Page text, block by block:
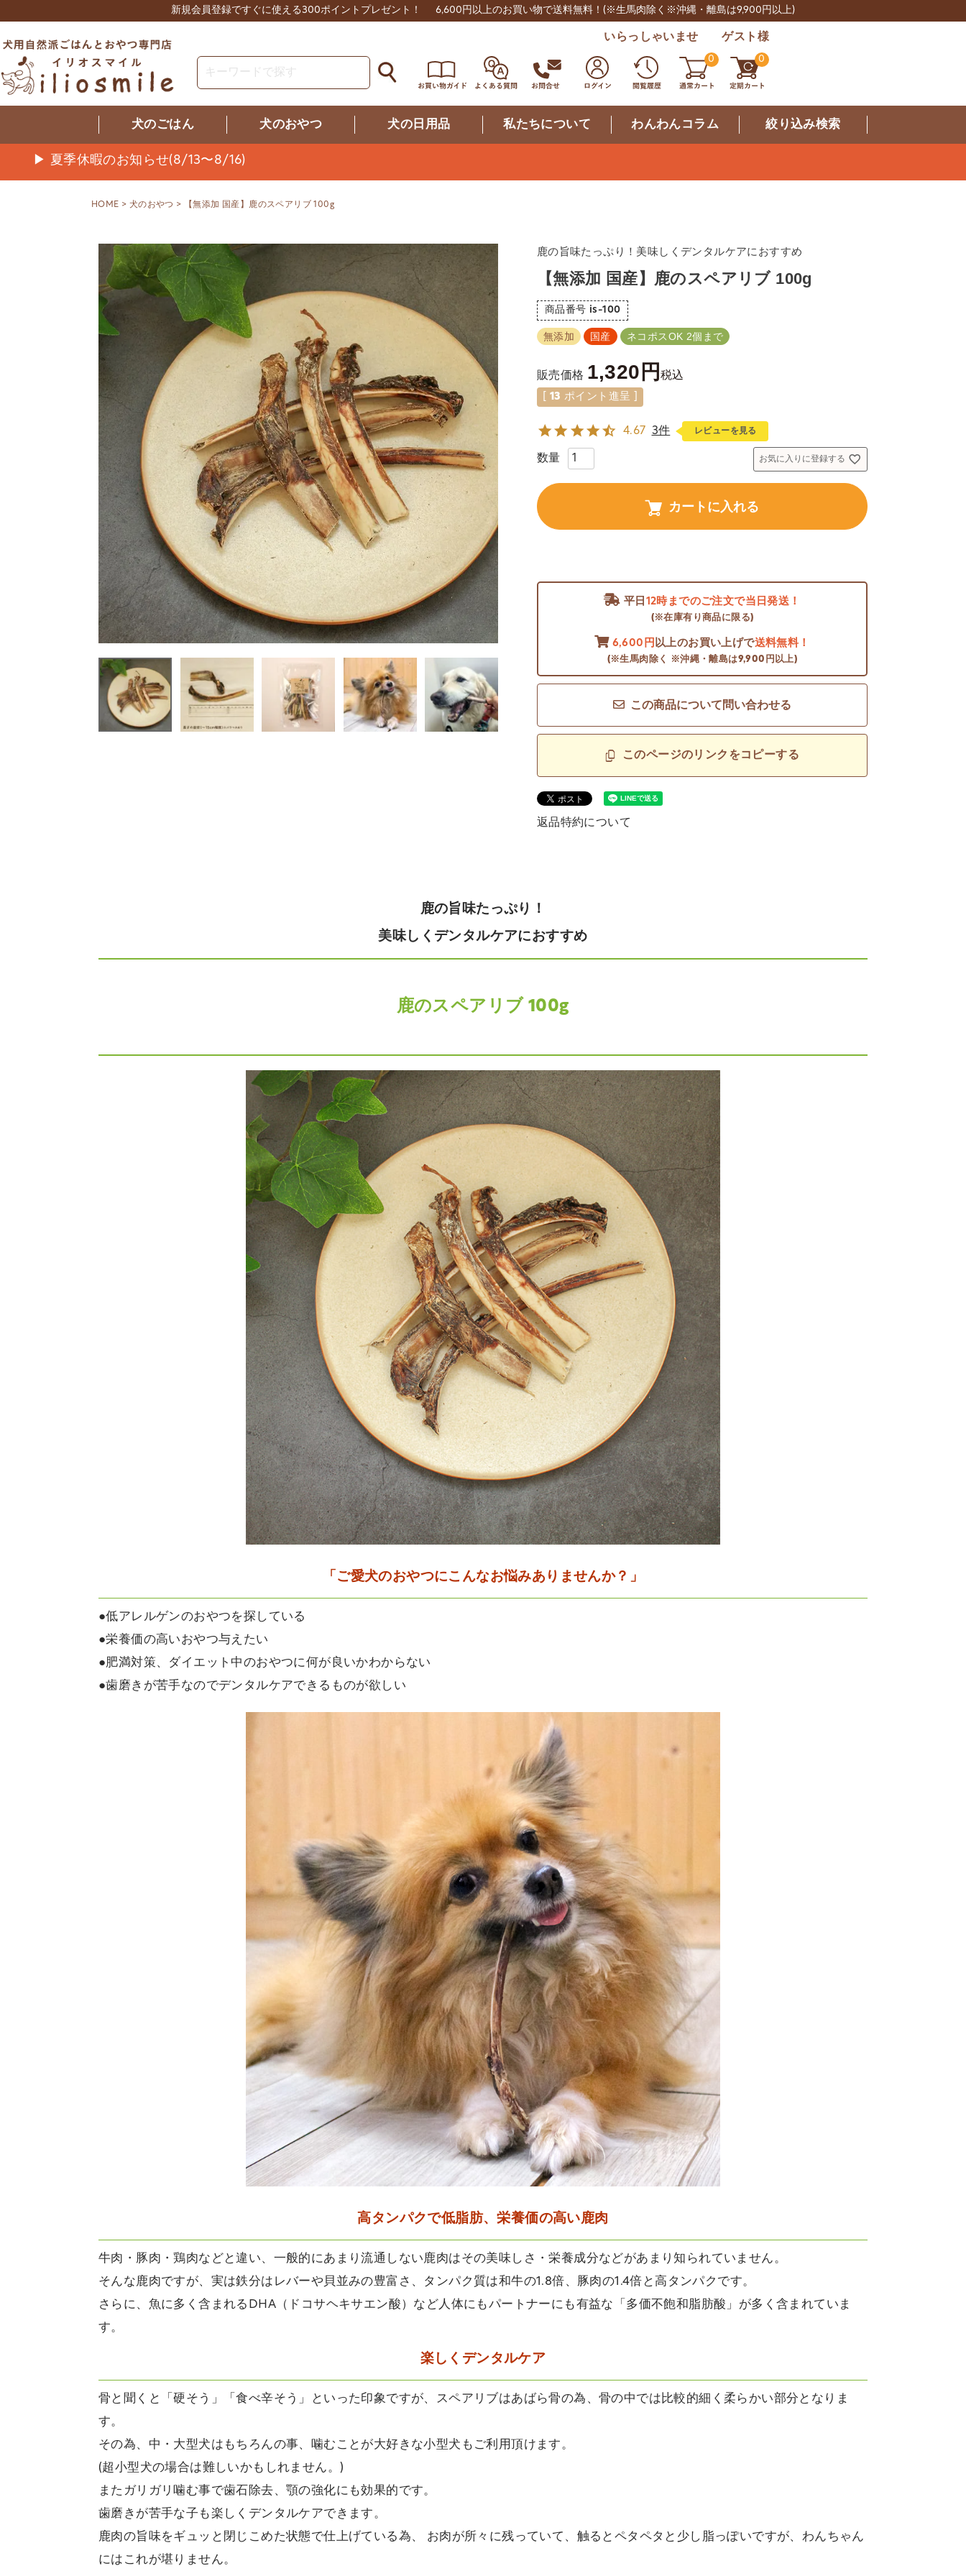
新規会員登録ですぐに使える300ポイントプレゼント！ 6,600円以上のお買い物で送料無料！ (※生馬肉除く※沖縄・離島は9,900円以上)
いらっしゃいませ ゲスト様
0 0
犬のごはん 犬のおやつ 犬の日用品 私たちについて わんわんコラム 絞り込み検索
▶ 夏季休暇のお知らせ(8/13〜8/16)
HOME 犬のおやつ 【無添加 国産】鹿のスペアリブ 100g
鹿の旨味たっぷり！美味しくデンタルケアにおすすめ
【無添加 国産】鹿のスペアリブ 100g
商品番号 is-100
無添加 国産 ネコポスOK 2個まで
販売価格 1,320 税込
13 ポイント進呈 ]
4.67 3件 レビューを見る
お気に入りに登録する
カートに入れる
平日 12時までのご注文で当日発送！
(※在庫有り商品に限る)
6,600円以上のお買い上げで送料無料！
(※生馬肉除く ※沖縄・離島は9,900円以上)
この商品について問い合わせる
このページのリンクをコピーする
返品特約について
鹿の旨味たっぷり！
美味しくデンタルケアにおすすめ
鹿のスペアリブ 100g
「ご愛犬のおやつにこんなお悩みありませんか？」
●低アレルゲンのおやつを探している
●栄養価の高いおやつ与えたい
●肥満対策、ダイエット中のおやつに何が良いかわからない
●歯磨きが苦手なのでデンタルケアできるものが欲しい
高タンパクで低脂肪、栄養価の高い鹿肉
牛肉・豚肉・鶏肉などと違い、一般的にあまり流通しない鹿肉はその美味しさ・栄養成分などがあまり知られていません。
そんな鹿肉ですが、実は鉄分はレバーや貝並みの豊富さ、タンパク質は和牛の1.8倍、豚肉の1.4倍と高タンパクです。
さらに、魚に多く含まれるDHA（ドコサヘキサエン酸）など人体にもパートナーにも有益な「多価不飽和脂肪酸」が多く含まれていま
す。
楽しくデンタルケア
骨と聞くと「硬そう」「食べ辛そう」といった印象ですが、スペアリブはあばら骨の為、骨の中では比較的細く柔らかい部分となりま
す。
その為、中・大型犬はもちろんの事、噛むことが大好きな小型犬もご利用頂けます。
(超小型犬の場合は難しいかもしれません。)
またガリガリ噛む事で歯石除去、顎の強化にも効果的です。
歯磨きが苦手な子も楽しくデンタルケアできます。
鹿肉の旨味をギュッと閉じこめた状態で仕上げている為、 お肉が所々に残っていて、触るとペタペタと少し脂っぽいですが、わんちゃん
にはこれが堪りません。